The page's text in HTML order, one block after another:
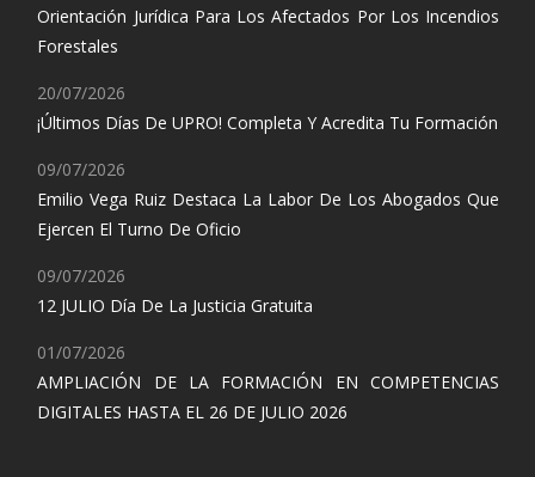
Orientación Jurídica Para Los Afectados Por Los Incendios
Forestales
20/07/2026
¡Últimos Días De UPRO! Completa Y Acredita Tu Formación
09/07/2026
Emilio Vega Ruiz Destaca La Labor De Los Abogados Que
Ejercen El Turno De Oficio
09/07/2026
12 JULIO Día De La Justicia Gratuita
01/07/2026
AMPLIACIÓN DE LA FORMACIÓN EN COMPETENCIAS
DIGITALES HASTA EL 26 DE JULIO 2026